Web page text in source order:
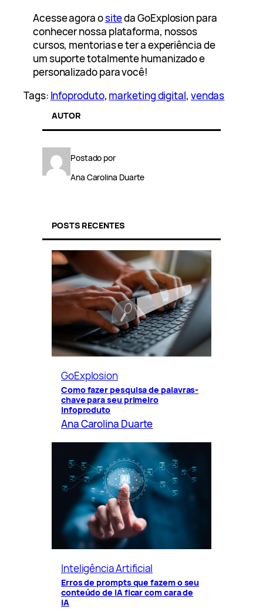
Acesse agora ositeda GoExplosion para
conhecer nossa plataforma, nossos
cursos, mentorias e ter a experiência de
um suporte totalmente humanizado e
personalizado para você!
Tags: Infoproduto, marketing digital, vendas
AUTOR
Postado por
Ana Carolina Duarte
POSTS RECENTES
GoExplosion
Como fazer pesquisa de palavras-
chave para seu primeiro
infoproduto
Ana Carolina Duarte
Inteligência Artificial
Erros de prompts que fazem o seu
conteúdo de IA ficar com cara de
IA